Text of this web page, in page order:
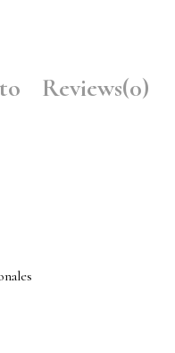
Reviews(0)